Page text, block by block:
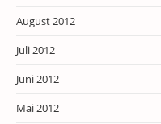
August 2012
Juli 2012
Juni 2012
Mai 2012